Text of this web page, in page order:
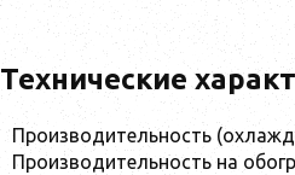
Технические
Производительность
Производительность на